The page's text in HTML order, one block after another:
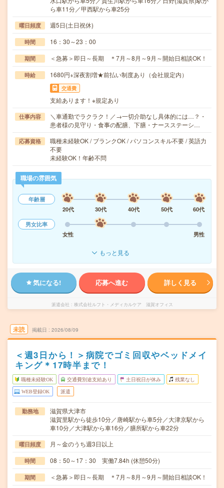
ら車11分／甲西駅から車25分
曜日頻度 週5日(土日祝休)
時間 16：30～23：00
期間 ＜急募＞即日～長期 ＊7月～8月～9月～開始日相談OK！
時給 1680円+深夜割増★前払い制度あり（会社規定内）
交通費
支給あります！※規定あり
仕事内容
＼車通勤でラクラク！／→一切介助なし具体的には…？・
患者様の見守り・食事の配膳、下膳・ナースステーシ…
応募資格
職種未経験OK / ブランクOK / パソコンスキル不要 / 英語力
不要
未経験OK！年齢不問
職場の雰囲気
年齢層
20代
30代 40代 50代
60代
男女比率
女性
男性
もっと見る
気になる! 応募へ進む 詳しく見る
派遣会社 株式会社ルフト・メディカルケア 滋賀オフィス
未読 掲載日 2026/08/09
＜週3日から！＞病院でゴミ回収やベッドメイ
キング＊17時半まで！
職種未経験OK 交通費別途支給あり 土日祝日が休み 残業なし
WEB登録OK 派遣
勤務地
滋賀県大津市
滋賀里駅から徒歩10分／唐崎駅から車5分／大津京駅から
車10分／大津駅から車16分／膳所駅から車22分
曜日頻度 月～金のうち週3日以上
時間 08：50～17：30 実働7.84h (休憩50分)
期間 ＜急募＞即日～長期 ＊7月～8月～9月～開始日相談OK！